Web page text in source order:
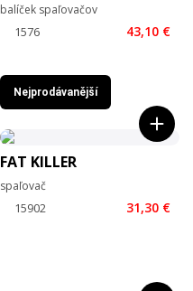
balíček spaľovačov
43,10 €
Nejprodávanější
FAT KILLER
spaľovač
31,30 €